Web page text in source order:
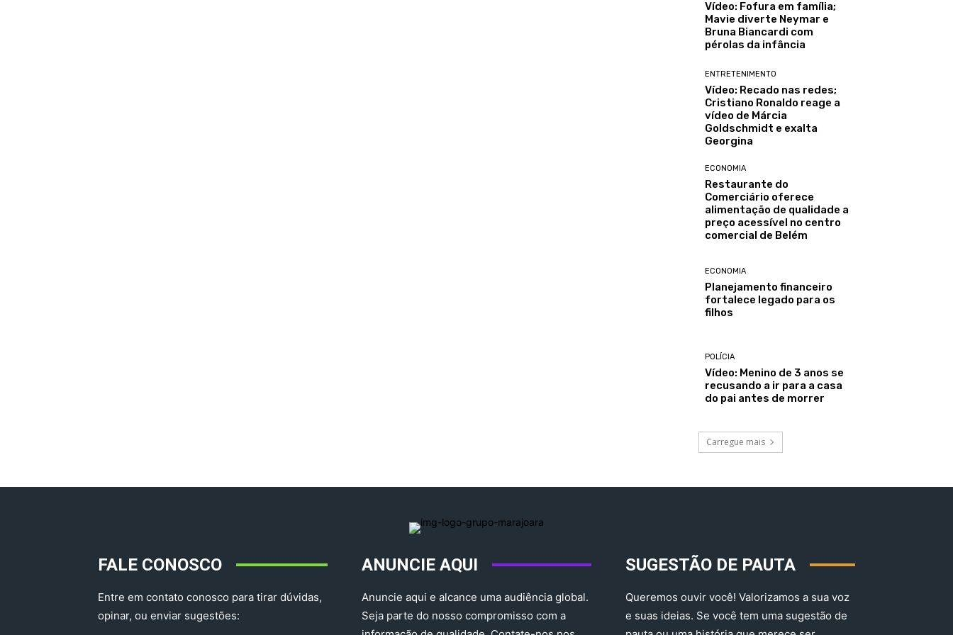
Vídeo: Fofura em família;
Mavie diverte Neymar e
Bruna Biancardi com
pérolas da infância
ENTRETENIMENTO
Vídeo: Recado nas redes;
Cristiano Ronaldo reage a
vídeo de Márcia
Goldschmidt e exalta
Georgina
ECONOMIA
Restaurante do
Comerciário oferece
alimentação de qualidade a
preço acessível no centro
comercial de Belém
ECONOMIA
Planejamento financeiro
fortalece legado para os
filhos
POLÍCIA
Vídeo: Menino de 3 anos se
recusando a ir para a casa
do pai antes de morrer
Carregue mais
FALE CONOSCO
Entre em contato conosco para tirar dúvidas,
opinar, ou enviar sugestões:
ANUNCIE AQUI
Anuncie aqui e alcance uma audiência global.
Seja parte do nosso compromisso com a
SUGESTÃO DE PAUTA
Queremos ouvir você! Valorizamos a sua voz
e suas ideias. Se você tem uma sugestão de